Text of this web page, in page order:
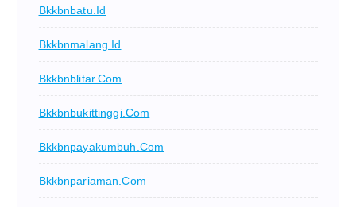
Bkkbnbatu.id
Bkkbnmalang.id
Bkkbnblitar.com
Bkkbnbukittinggi.com
Bkkbnpayakumbuh.com
Bkkbnpariaman.com